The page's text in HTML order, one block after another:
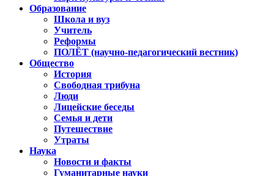
Образование
Школа и вуз
Учитель
Реформы
ПОЛЁТ (научно-педагогический вестник)
Общество
История
Свободная трибуна
Люди
Лицейские беседы
Семья и дети
Путешествие
Утраты
Наука
Новости и факты
Гуманитарные науки